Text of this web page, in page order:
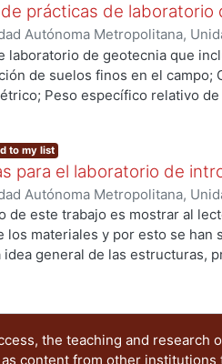
prácticas de laboratorio
Autónoma Metropolitana,
Ingeniería, Departamento de
Melgar, Salvador; Almanza
laboratorio de geotecnia que
de suelos finos en el campo;
Peso específico relativo
to my list
para el laboratorio de
Autónoma Metropolitana,
Ingeniería, Departamento de
; Ita de la Torre, Antonio de
de este trabajo es mostrar al
los materiales y por esto se han
idea general de las estructuras,
the teaching and research
content from other